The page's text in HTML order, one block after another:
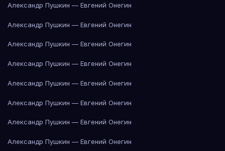
Александр Пушкин — Евгений Онегин
Александр Пушкин — Евгений Онегин
Александр Пушкин — Евгений Онегин
Александр Пушкин — Евгений Онегин
Александр Пушкин — Евгений Онегин
Александр Пушкин — Евгений Онегин
Александр Пушкин — Евгений Онегин
Александр Пушкин — Евгений Онегин